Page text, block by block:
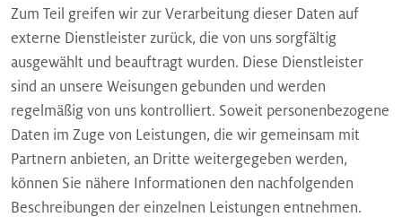
Zum Teil greifen wir zur Verarbeitung dieser Daten auf
externe Dienstleister zurück, die von uns sorgfältig
ausgewählt und beauftragt wurden. Diese Dienstleister
sind an unsere Weisungen gebunden und werden
regelmäßig von uns kontrolliert. Soweit personenbezogene
Daten im Zuge von Leistungen, die wir gemeinsam mit
Partnern anbieten, an Dritte weitergegeben werden,
können Sie nähere Informationen den nachfolgenden
Beschreibungen der einzelnen Leistungen entnehmen.